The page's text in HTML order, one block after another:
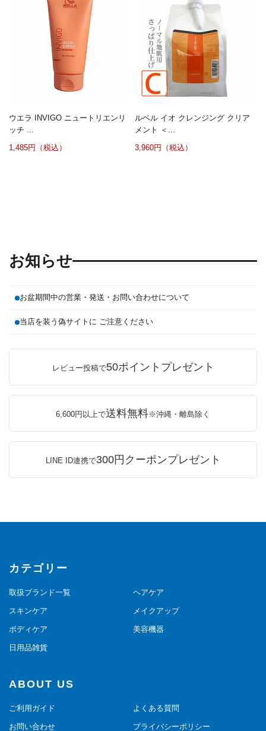
ウエラ INVIGO ニュートリエンリ
ッチ ...
1,485円（税込）
ルベル イオ クレンジング クリア
メント ＜...
3,960円（税込）
お知らせ
お盆期間中の営業・発送・お問い合わせについて
当店を装う偽サイトに ご注意ください
レビュー投稿で50ポイントプレゼント
6,600円以上で送料無料※沖縄・離島除く
LINE ID連携で300円クーポンプレゼント
カテゴリー
取扱ブランド一覧 ヘアケア
スキンケア メイクアップ
ボディケア 美容機器
日用品雑貨
ABOUT US
ご利用ガイド よくある質問
お問い合わせ プライバシーポリシー